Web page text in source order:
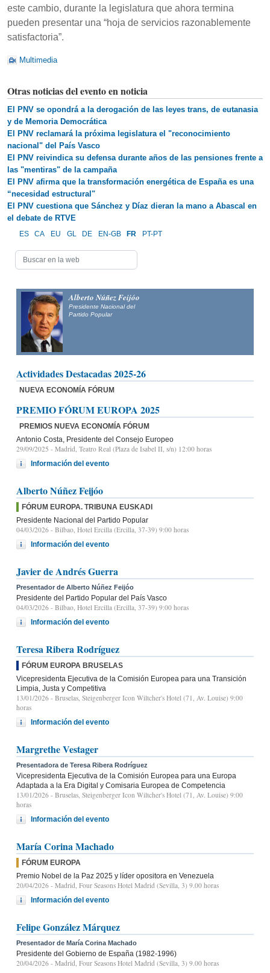
este cambio, durante la legislatura que ahora termina
pueden presentar una “hoja de servicios razonablemente
satisfactoria”.
Multimedia
Otras noticias del evento en noticia
El PNV se opondrá a la derogación de las leyes trans, de eutanasia
y de Memoria Democrática
El PNV reclamará la próxima legislatura el "reconocimiento
nacional" del País Vasco
El PNV reivindica su defensa durante años de las pensiones frente a
las "mentiras" de la campaña
El PNV afirma que la transformación energética de España es una
“necesidad estructural"
El PNV cuestiona que Sánchez y Díaz dieran la mano a Abascal en
el debate de RTVE
ES CA EU GL DE EN-GB FR PT-PT
Alberto Núñez Feijóo
Presidente Nacional del
Partido Popular
Actividades Destacadas 2025-26
NUEVA ECONOMÍA FÓRUM
PREMIO FÓRUM EUROPA 2025
PREMIOS NUEVA ECONOMÍA FÓRUM
Antonio Costa, Presidente del Consejo Europeo
29/09/2025 - Madrid, Teatro Real (Plaza de Isabel II, s/n) 12:00 horas
Información del evento
Alberto Núñez Feijóo
FÓRUM EUROPA. TRIBUNA EUSKADI
Presidente Nacional del Partido Popular
04/03/2026 - Bilbao, Hotel Ercilla (Ercilla, 37-39) 9:00 horas
Información del evento
Javier de Andrés Guerra
Presentador de Alberto Núñez Feijóo
Presidente del Partido Popular del País Vasco
04/03/2026 - Bilbao, Hotel Ercilla (Ercilla, 37-39) 9:00 horas
Información del evento
Teresa Ribera Rodríguez
FÓRUM EUROPA BRUSELAS
Vicepresidenta Ejecutiva de la Comisión Europea para una Transición
Limpia, Justa y Competitiva
13/01/2026 - Bruselas, Steigenberger Icon Wiltcher's Hotel (71, Av. Louise) 9:00
horas
Información del evento
Margrethe Vestager
Presentadora de Teresa Ribera Rodríguez
Vicepresidenta Ejecutiva de la Comisión Europea para una Europa
Adaptada a la Era Digital y Comisaria Europea de Competencia
13/01/2026 - Bruselas, Steigenberger Icon Wiltcher's Hotel (71, Av. Louise) 9:00
horas
Información del evento
María Corina Machado
FÓRUM EUROPA
Premio Nobel de la Paz 2025 y líder opositora en Venezuela
20/04/2026 - Madrid, Four Seasons Hotel Madrid (Sevilla, 3) 9.00 horas
Información del evento
Felipe González Márquez
Presentador de María Corina Machado
Presidente del Gobierno de España (1982-1996)
20/04/2026 - Madrid, Four Seasons Hotel Madrid (Sevilla, 3) 9.00 horas